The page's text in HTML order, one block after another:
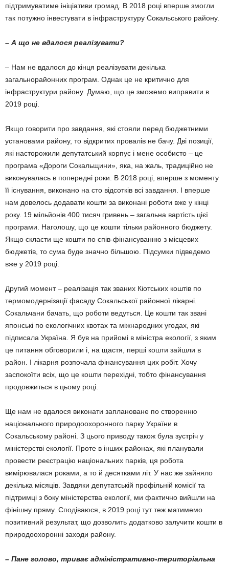
підтримуватиме ініціативи громад. В 2018 році вперше змогли
так потужно інвесту­вати в інфраструктуру Сокальського району.
– А що не вдалося реалізувати?
– Нам не вдалося до кінця реалізувати декілька
загальнорайонних програм. Однак це не критично для
інфраструктури району. Ду­маю, що це зможемо виправити в
2019 році.
Якщо говорити про завдання, які стояли перед бюджетними
установами району, то відкритих провалів не бачу. Дві позиції,
які насторожили депутатський корпус і мене осо­бисто – це
програма «Дороги Сокальщини», яка, на жаль, традиційно не
виконувалась в попередні роки. В 2018 році, вперше з моменту
її існування, виконано на сто відсотків всі зав­дання. І вперше
нам довелось додавати кошти за виконані роботи вже у кінці
року. 19 мільйонів 400 тисяч гривень – загальна вартість цієї
програми. Наголошу, що це кошти тільки район­ного бюджету.
Якщо скласти ще кошти по спів-фінансуванню з місцевих
бюджетів, то сума буде значно більшою. Підсумки підведемо
вже у 2019 році.
Другий момент – реалізація так званих Кіотських коштів по
термомодернізації фасаду Сокальської районної лікарні.
Сокальчани ба­чать, що роботи ведуться. Це кошти так звані
японські по екологічних квотах та міжнародних угодах, які
підписала Україна. Я був на прийомі в міністра екології, з яким
це питання обговори­ли і, на щастя, перші кошти зайшли в
район. І лікарня розпочала фінансування цих робіт. Хочу
заспокоїти всіх, що це кошти перехідні, тобто фінансування
продовжиться в цьому році.
Ще нам не вдалося виконати заплановане по створенню
національного природоохоронно­го парку України в
Сокальському районі. З цього приводу також була зустріч у
міністерстві екології. Проте в інших районах, які планували
провести реєстрацію національних парків, ця робота
вимірювалася роками, а то й десятками літ. У нас же зайняло
декілька місяців. Зав­дяки депутатській профільній комісії та
підтрим­ці з боку міністерства екології, ми фактично вийшли на
фінішну пряму. Сподіваюся, в 2019 році тут теж матимемо
позитивний результат, що дозволить додатково залучити кошти в
природоохоронні заходи району.
– Пане голово, триває адміністративно-територіальна